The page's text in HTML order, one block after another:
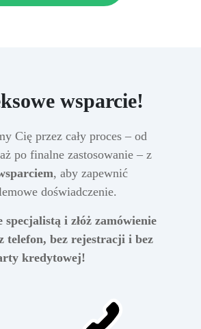
wsparcie!
Cię przez cały proces – od
po finalne zastosowanie – z
, aby zapewnić
doświadczenie.
i złóż zamówienie
telefon, bez rejestracji i bez
kredytowej!